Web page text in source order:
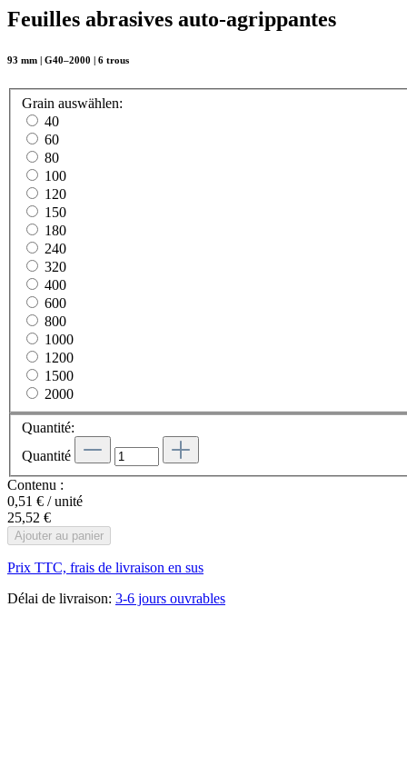
Feuilles abrasives auto-agrippantes
93 mm | G40–2000 | 6 trous
Grain auswählen:
40
60
80
100
120
150
180
240
320
400
600
800
1000
1200
1500
2000
Quantité:
Quantité
Contenu :
0,51 € / unité
25,52 €
Ajouter au panier
Prix TTC, frais de livraison en sus
Délai de livraison: 3-6 jours ouvrables